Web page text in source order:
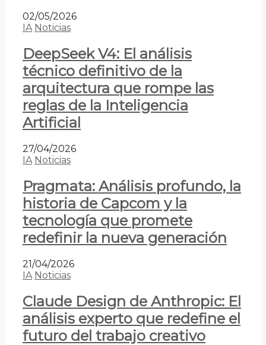
02/05/2026
IA Noticias
DeepSeek V4: El análisis
técnico definitivo de la
arquitectura que rompe las
reglas de la Inteligencia
Artificial
27/04/2026
IA Noticias
Pragmata: Análisis profundo, la
historia de Capcom y la
tecnología que promete
redefinir la nueva generación
21/04/2026
IA Noticias
Claude Design de Anthropic: El
análisis experto que redefine el
futuro del trabajo creativo